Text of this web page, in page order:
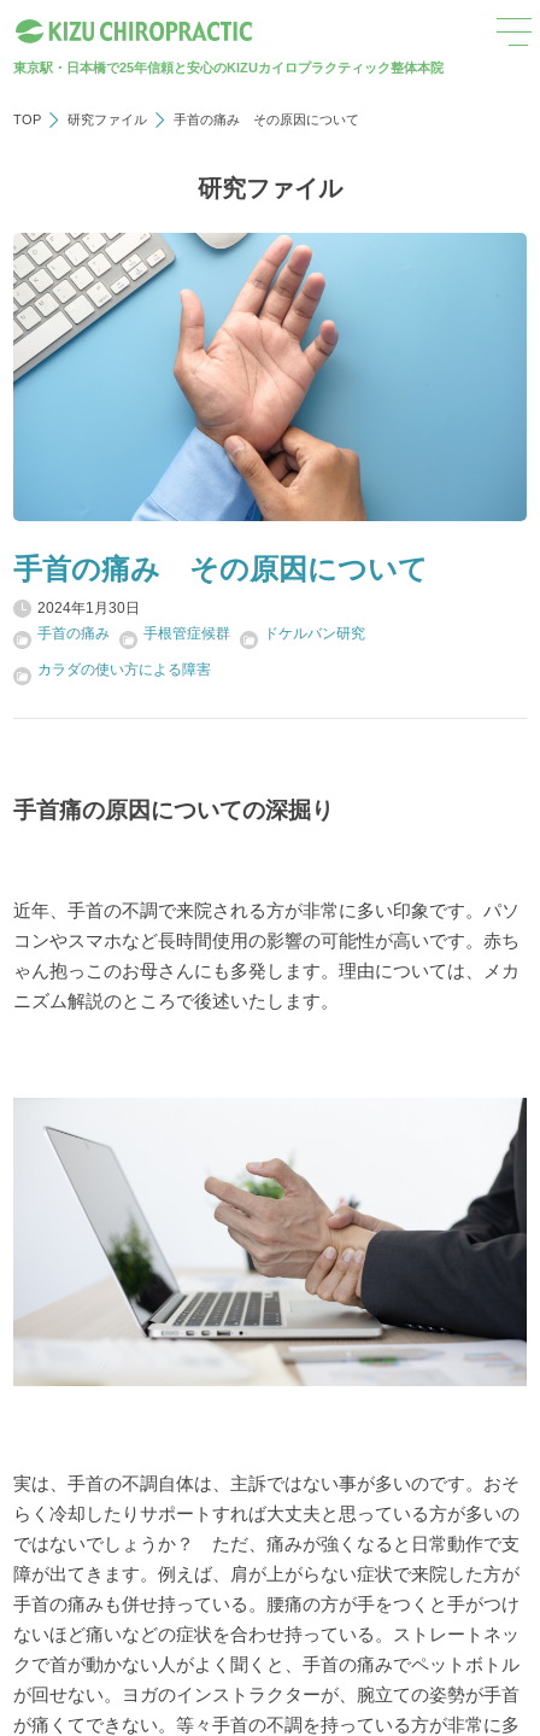
東京駅・日本橋で25年信頼と安心のKIZUカイロプラクティック整体本院
TOP 研究ファイル 手首の痛み その原因について
研究ファイル
手首の痛み その原因について
2024年1月30日
手首の痛み
手根管症候群 ドケルバン研究
カラダの使い方による障害
手首痛の原因についての深掘り
近年、手首の不調で来院される方が非常に多い印象です。パソ
コンやスマホなど長時間使用の影響の可能性が高いです。赤ち
ゃん抱っこのお母さんにも多発します。理由については、メカ
ニズム解説のところで後述いたします。
実は、手首の不調自体は、主訴ではない事が多いのです。おそ
らく冷却したりサポートすれば大丈夫と思っている方が多いの
ではないでしょうか？
ただ、痛みが強くなると日常動作で支
障が出てきます。例えば、肩が上がらない症状で来院した方が
手首の痛みも併せ持っている。腰痛の方が手をつくと手がつけ
ないほど痛いなどの症状を合わせ持っている。ストレートネッ
クで首が動かない人がよく聞くと、手首の痛みでペットボトル
が回せない。ヨガのインストラクターが、腕立ての姿勢が手首
が痛くてできない。等々手首の不調を持っている方が非常に多